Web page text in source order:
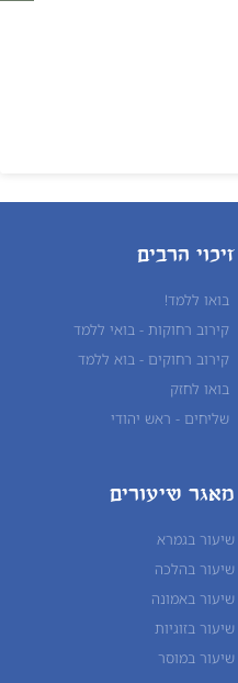
זיכוי הרבים
בואו ללמד!
קירוב רחוקות - בואי ללמד
קירוב רחוקים - בוא ללמד
בואו לחזק
שליחים - ראש יהודי
מאגר שיעורים
שיעור בגמרא
שיעור בהלכה
שיעור באמונה
שיעור בזוגיות
שיעור במוסר